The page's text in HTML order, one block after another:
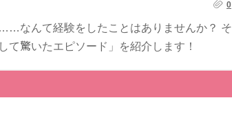
0
なんて経験をしたことはありませんか？ そ
て驚いたエピソード」を紹介します！